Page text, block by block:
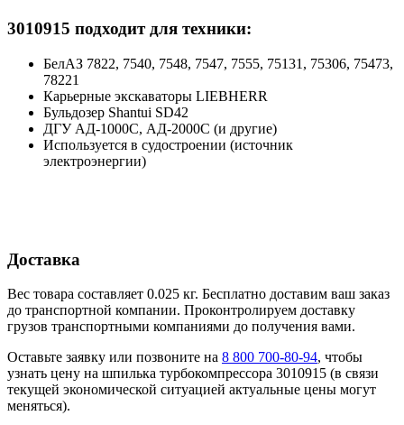
3010915 подходит для техники:
БелАЗ 7822, 7540, 7548, 7547, 7555, 75131, 75306, 75473,
78221
Карьерные экскаваторы LIEBHERR
Бульдозер Shantui SD42
ДГУ АД-1000С, АД-2000С (и другие)
Используется в судостроении (источник
электроэнергии)
Доставка
Вес товара составляет 0.025 кг. Бесплатно доставим ваш заказ
до транспортной компании. Проконтролируем доставку
грузов транспортными компаниями до получения вами.
Оставьте заявку или позвоните на 8 800 700-80-94, чтобы
узнать цену на шпилька турбокомпрессора 3010915 (в связи
текущей экономической ситуацией актуальные цены могут
меняться).